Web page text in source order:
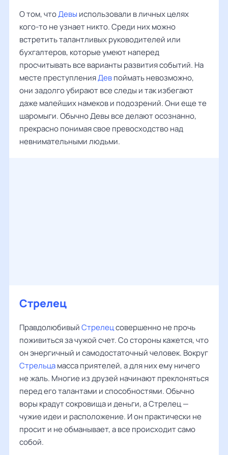
О том, чтоДевы использовали в личных целях
кого-то не узнает никто. Среди них можно
встретить талантливых руководителей или
бухгалтеров, которые умеют наперед
просчитывать все варианты развития событий. На
месте преступленияДевпоймать невозможно,
они задолго убирают все следы и так избегают
даже малейших намеков и подозрений. Они еще те
шаромыги. Обычно Девы все делают осознанно,
прекрасно понимая свое превосходство над
невнимательными людьми.
Стрелец
ПравдолюбивыйСтрелецсовершенно не прочь
поживиться за чужой счет. Со стороны кажется, что
он энергичный и самодостаточный человек. Вокруг
Стрельцамасса приятелей, а для них ему ничего
не жаль. Многие из друзей начинают преклоняться
перед его талантами и способностями. Обычно
воры крадут сокровища и деньги, а Стрелец —
чужие идеи и расположение. И он практически не
просит и не обманывает, а все происходит само
собой.